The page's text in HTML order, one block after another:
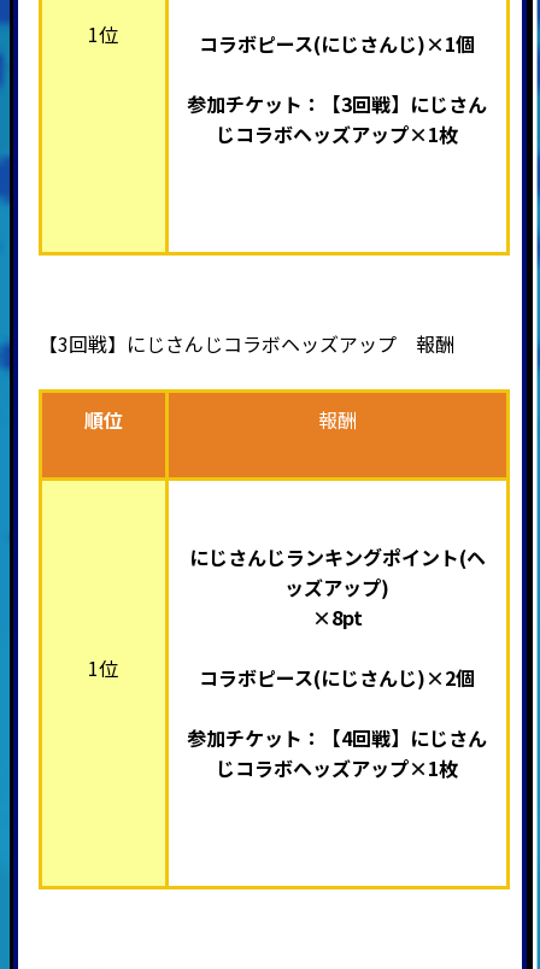
1位 コラボピース(にじさんじ)×1個
参加チケット：【3回戦】 にじさん
じコラボヘッズアップ×1枚
【3回戦】 にじさんじコラボヘッズアップ 報酬
順位 報酬
1位
にじさんじランキングポイント(ヘ
ッズアップ)
×8pt
コラボピース(にじさんじ)×2個
参加チケット：【4回戦】 にじさん
じコラボヘッズアップ×1枚